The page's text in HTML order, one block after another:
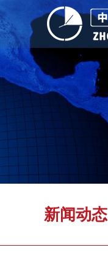
新闻动态